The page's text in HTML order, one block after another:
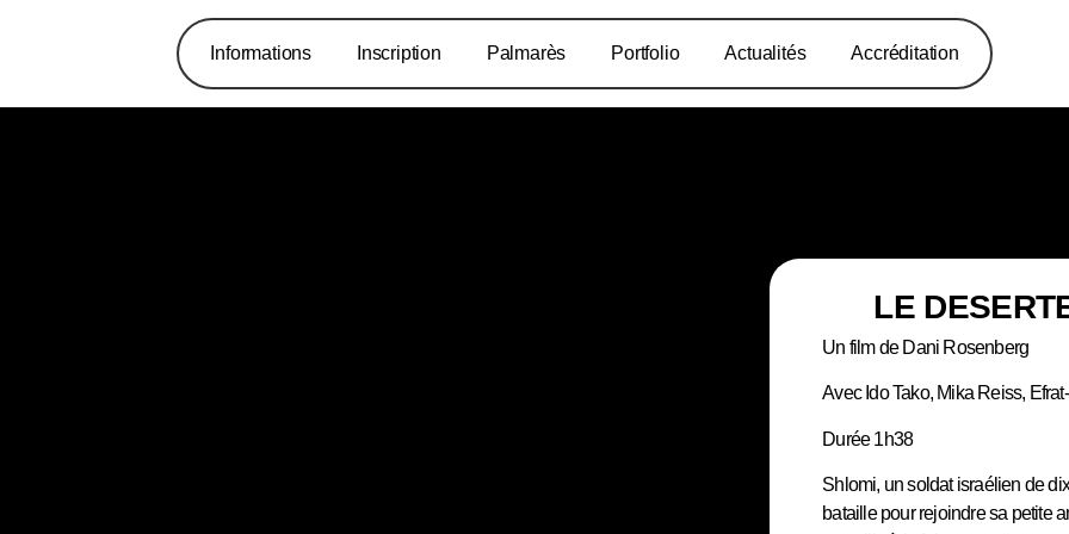
Informations Inscription Palmarès Portfolio Actualités Accréditation
LE
Un film de Dani Rosenberg
Avec Ido Tako, Mika Reiss,
Durée 1h38
Shlomi, un soldat israélien de
bataille pour rejoindre sa petite